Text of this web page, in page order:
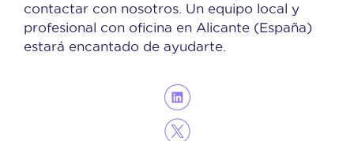
contactar con nosotros. Un equipo local y
profesional con oficina en Alicante (España)
estará encantado de ayudarte.